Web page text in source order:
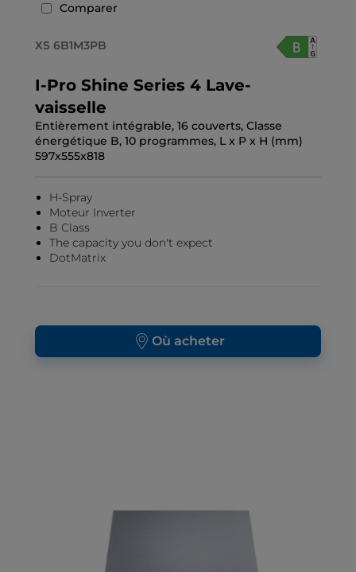
Comparer
XS 6B1M3PB
I-Pro Shine Series 4 Lave-
vaisselle
Entièrement intégrable, 16 couverts, Classe
énergétique B, 10 programmes, L x P x H (mm)
597x555x818
H-Spray
Moteur Inverter
B Class
The capacity you don't expect
DotMatrix
Où acheter